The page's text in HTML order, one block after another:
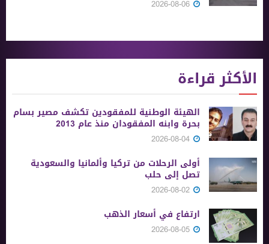
الأكثر قراءة
الهيئة الوطنية للمفقودين تكشف مصير بسام
بحرة وابنه المفقودان منذ عام 2013
أولى الرحلات من ‏تركيا وألمانيا والسعودية
تصل إلى حلب
ارتفاع في أسعار الذهب